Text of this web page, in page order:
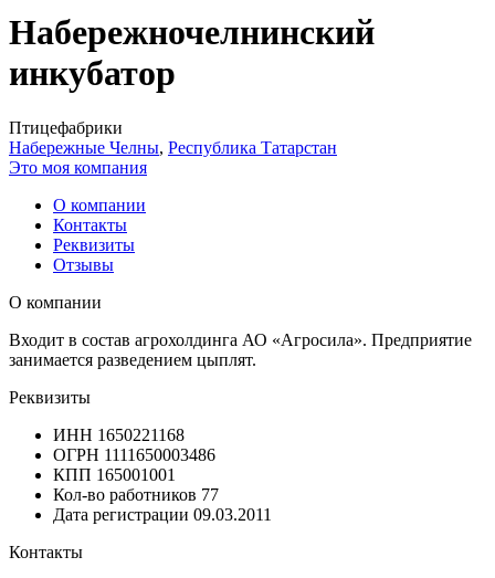
Набережночелнинский
инкубатор
Птицефабрики
Набережные Челны, Республика Татарстан
Это моя компания
О компании
Контакты
Реквизиты
Отзывы
О компании
Входит в состав агрохолдинга АО «Агросила». Предприятие
занимается разведением цыплят.
Реквизиты
ИНН 1650221168
ОГРН 1111650003486
КПП 165001001
Кол-во работников 77
Дата регистрации 09.03.2011
Контакты